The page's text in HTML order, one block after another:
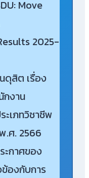
Move
2025-
ดุสิต เรื่อง
กงาน
เภทวิชาชีพ
.ศ. 2566
ะกาศของ
องกับการ